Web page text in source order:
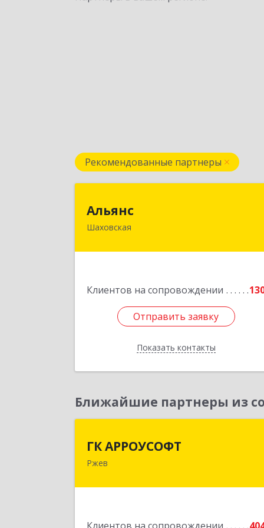
Рекомендованные партнеры
Альянс
Шаховская
Клиентов на сопровождении
Отправить заявку
Показать контакты
143700, Московская обл, Шаховской
Отправить заявку
Назад
Ближайшие партнеры из
ГК АРРОУСОФТ
Ржев
172381, Тверская обл, м.о. Ржевский,